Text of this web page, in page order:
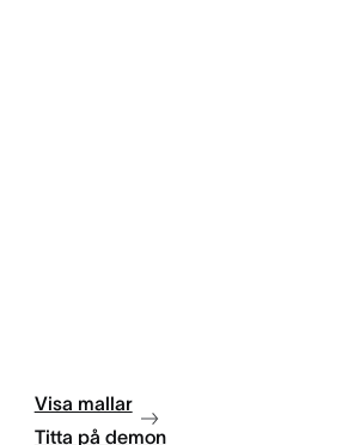
Visa mallar
Titta på demon